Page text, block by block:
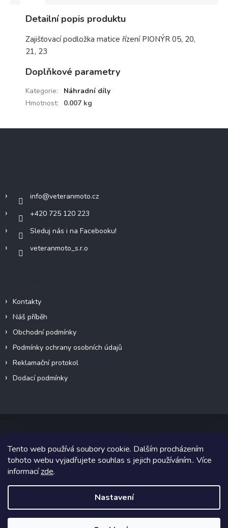
Tento web používá soubory cookie. Dalším procházením
tohoto webu vyjadřujete souhlas s jejich používáním.. Více
informacízde.
Nastavení
Detailní popis produktu
Zajišťovací podložka matice řízení PIONÝR 05, 20,
21, 23
Doplňkové parametry
Kategorie:
Náhradní díly
Hmotnost: 0.007 kg
info@veteranmoto.cz
+420 725 120 223
Sleduj nás i na Facebooku!
veteranmoto_s.r.o
Kontakty
Náš příběh
Obchodní podmínky
Podmínky ochrany osobních údajů
Reklamační protokol
Dodací podmínky
Copyright 2026VeteránMoto s.r.o.. Všechna práva vyhrazena.
Grafický návrh vytvořil a na Shoptet implementoval
Shoptetak.cz.
Vytvořil Shoptet